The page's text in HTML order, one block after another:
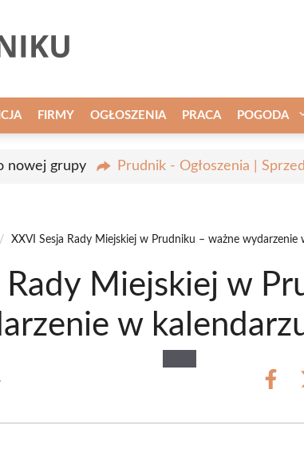
FIRMY OGŁOSZENIA PRACA POGODA
nowej grupy Prudnik - Ogłoszenia |
/ XXVI Sesja Rady Miejskiej w Prudniku – ważne wydarzenie
Rady Miejskiej w
w
Share